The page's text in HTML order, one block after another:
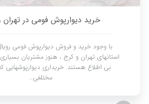
خرید دیوارپوش فومی در
با وجود خرید و فروش دیوارپوش فومی
استانهای تهران و کرج ، هنوز مشتریان
بی اطلاع هستند. خریداری
مختلفی…